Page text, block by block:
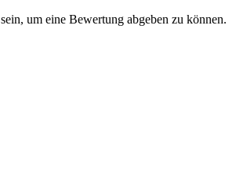
sein, um eine Bewertung abgeben zu können.